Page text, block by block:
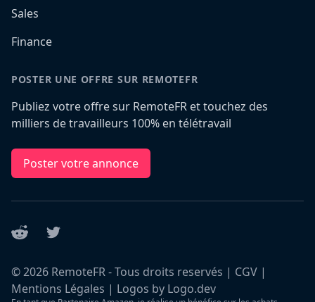
Sales
Finance
POSTER UNE OFFRE SUR REMOTEFR
Publiez votre offre sur RemoteFR et touchez des
milliers de travailleurs 100% en télétravail
Poster votre annonce
Reddit Twitter
©2026 RemoteFR - Tous droits reservés | CGV |
Mentions Légales | Logos by Logo.dev